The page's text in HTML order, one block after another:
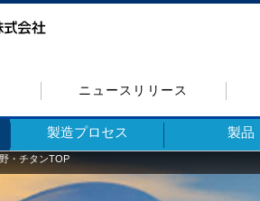
ニュースリリース
製造プロセス 製品
・チタンTOP